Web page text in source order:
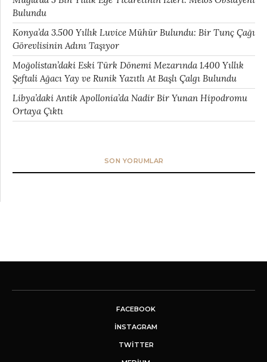
Bulundu
Konya’da 3.500 Yıllık Luvice Mühür Bulundu: Bir Tunç Çağı
Görevlisinin Adını Taşıyor
Moğolistan’daki Eski Türk Dönemi Mezarında 1.400 Yıllık
Şeftali Ağacı Yay ve Runik Yazıtlı At Başlı Çalgı Bulundu
Libya’daki Antik Apollonia’da Nadir Bir Yunan Hipodromu
Ortaya Çıktı
SON YORUMLAR
FACEBOOK
INSTAGRAM
TWITTER